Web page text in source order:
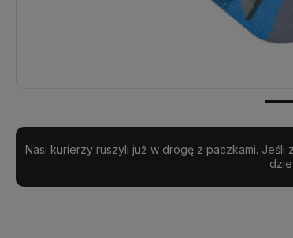
Nasi kurierzy ruszyli już w drogę z paczkami. Jeśli